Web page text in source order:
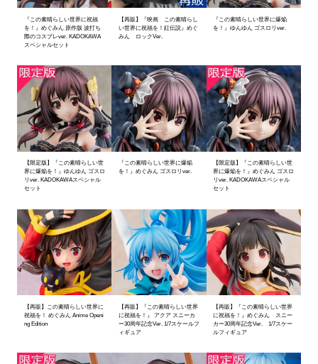
『この素晴らしい世界に祝福
を！』めぐみん 原作版 波打ち
際のコスプレver. KADOKAWA
スペシャルセット
【再販】『映画 この素晴らし
い世界に祝福を！紅伝説』めぐ
みん ロックVer.
『この素晴らしい世界に爆焔
を！』ゆんゆん ゴスロリver.
【限定版】『この素晴らしい世
界に爆焔を！』ゆんゆん ゴスロ
リver. KADOKAWAスペシャル
セット
『この素晴らしい世界に爆焔
を！』めぐみん ゴスロリver.
【限定版】『この素晴らしい世
界に爆焔を！』めぐみん ゴスロ
リver. KADOKAWAスペシャル
セット
【再販】この素晴らしい世界に
祝福を！ めぐみん Anime Openi
ng Edition
【再販】『この素晴らしい世界
に祝福を！』 アクア スニーカ
ー30周年記念Ver. 1/7スケールフ
ィギュア
【再販】『この素晴らしい世界
に祝福を！』めぐみん スニー
カー30周年記念Ver. 1/7スケー
ルフィギュア